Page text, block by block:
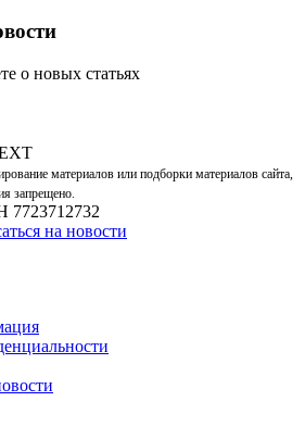
о новых статьях
материалов или подборки материалов сайта,
запрещено.
на новости